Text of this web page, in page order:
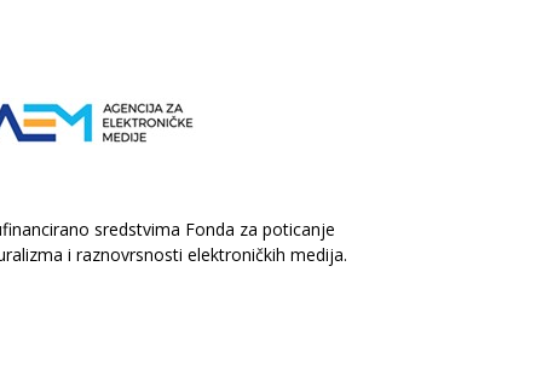
sredstvima Fonda za poticanje
i raznovrsnosti elektroničkih medija.